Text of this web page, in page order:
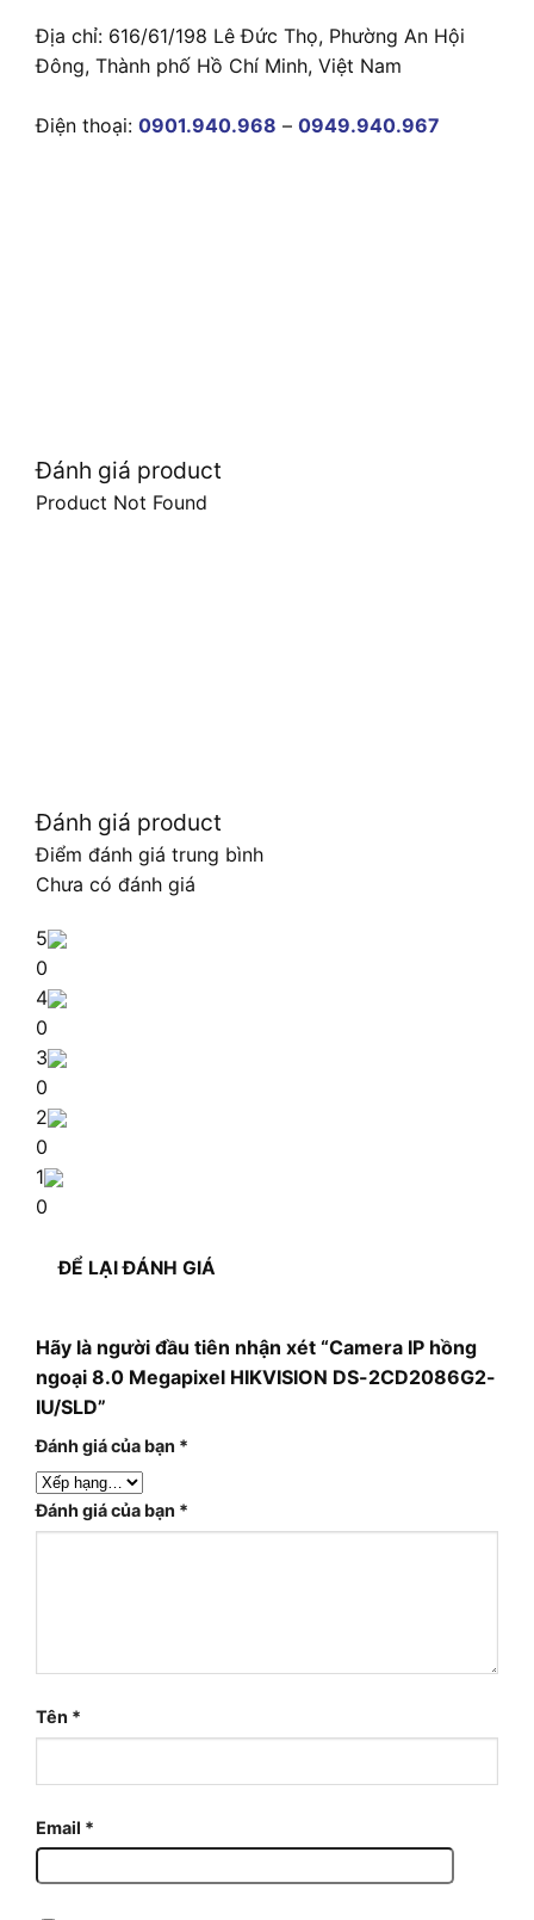
Địa chỉ: 616/61/198 Lê Đức Thọ, Phường An Hội
Đông, Thành phố Hồ Chí Minh, Việt Nam
Điện thoại: 0901.940.968 – 0949.940.967
Đánh giá product
Product Not Found
Đánh giá product
Điểm đánh giá trung bình
Chưa có đánh giá
5
0
4
0
3
0
2
0
1
0
ĐỂ LẠI ĐÁNH GIÁ
Hãy là người đầu tiên nhận xét “Camera IP hồng
ngoại 8.0 Megapixel HIKVISION DS-2CD2086G2-
IU/SLD”
Đánh giá của bạn *
Đánh giá của bạn *
Tên *
Email *